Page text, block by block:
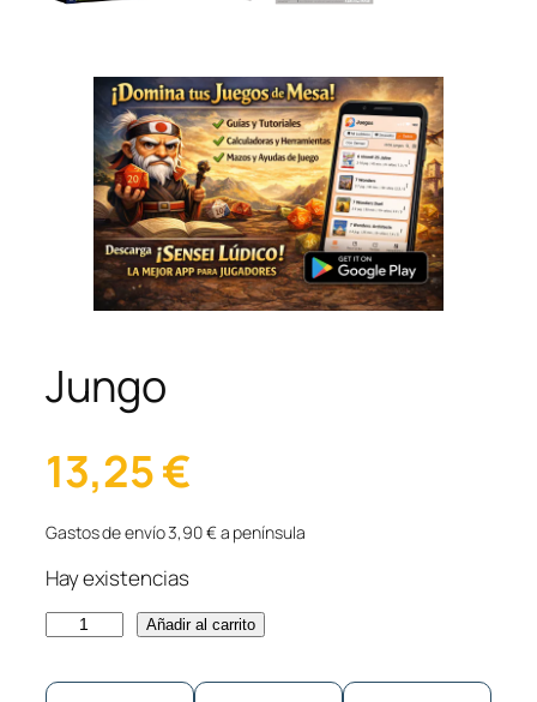
Jungo
13,25€
Gastos de envío 3,90 € a península
Hay existencias
n
Añadir al carrito